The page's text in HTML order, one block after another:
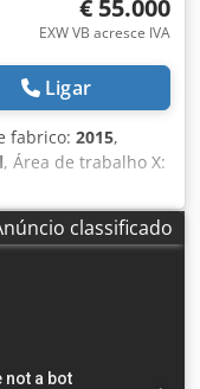
€ 55.000
EXW VB acresce IVA
Ligar
fabrico: 2015,
, Área de trabalho X:
Número de
13 kW Velocidade
de fixação da
de ferramenta: 8
horizontais X: 4
classificado